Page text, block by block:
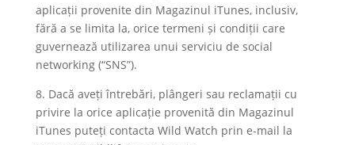
aplicații provenite din Magazinul iTunes, inclusiv,
fără a se limita la, orice termeni și condiții care
guvernează utilizarea unui serviciu de social
networking (“SNS”).
8. Dacă aveți întrebări, plângeri sau reclamații cu
privire la orice aplicație provenită din Magazinul
iTunes puteți contacta Wild Watch prin e-mail la